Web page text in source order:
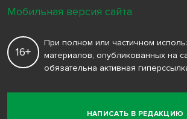
НАПИСАТЬ В РЕДАКЦИЮ
16+
При полном или частичном
материалов, опубликованных на
обязательна активная
Мобильная версия сайта